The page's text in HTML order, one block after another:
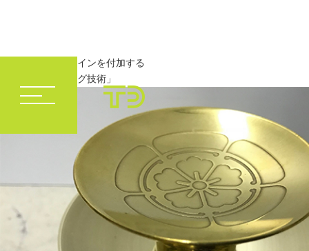
金属の表面にデザインを付加する
「彫刻・エッチング技術」